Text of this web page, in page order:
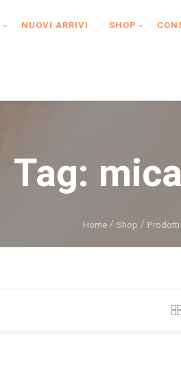
NUOVI ARRIVI SHOP
Tag:
Home Shop Prodotti